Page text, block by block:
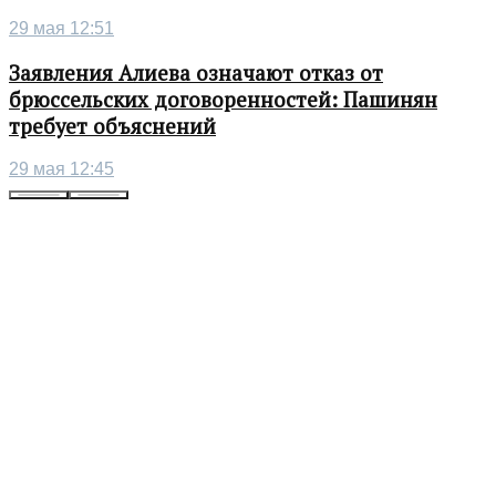
29 мая 12:51
Заявления Алиева означают отказ от
брюссельских договоренностей: Пашинян
требует объяснений
29 мая 12:45